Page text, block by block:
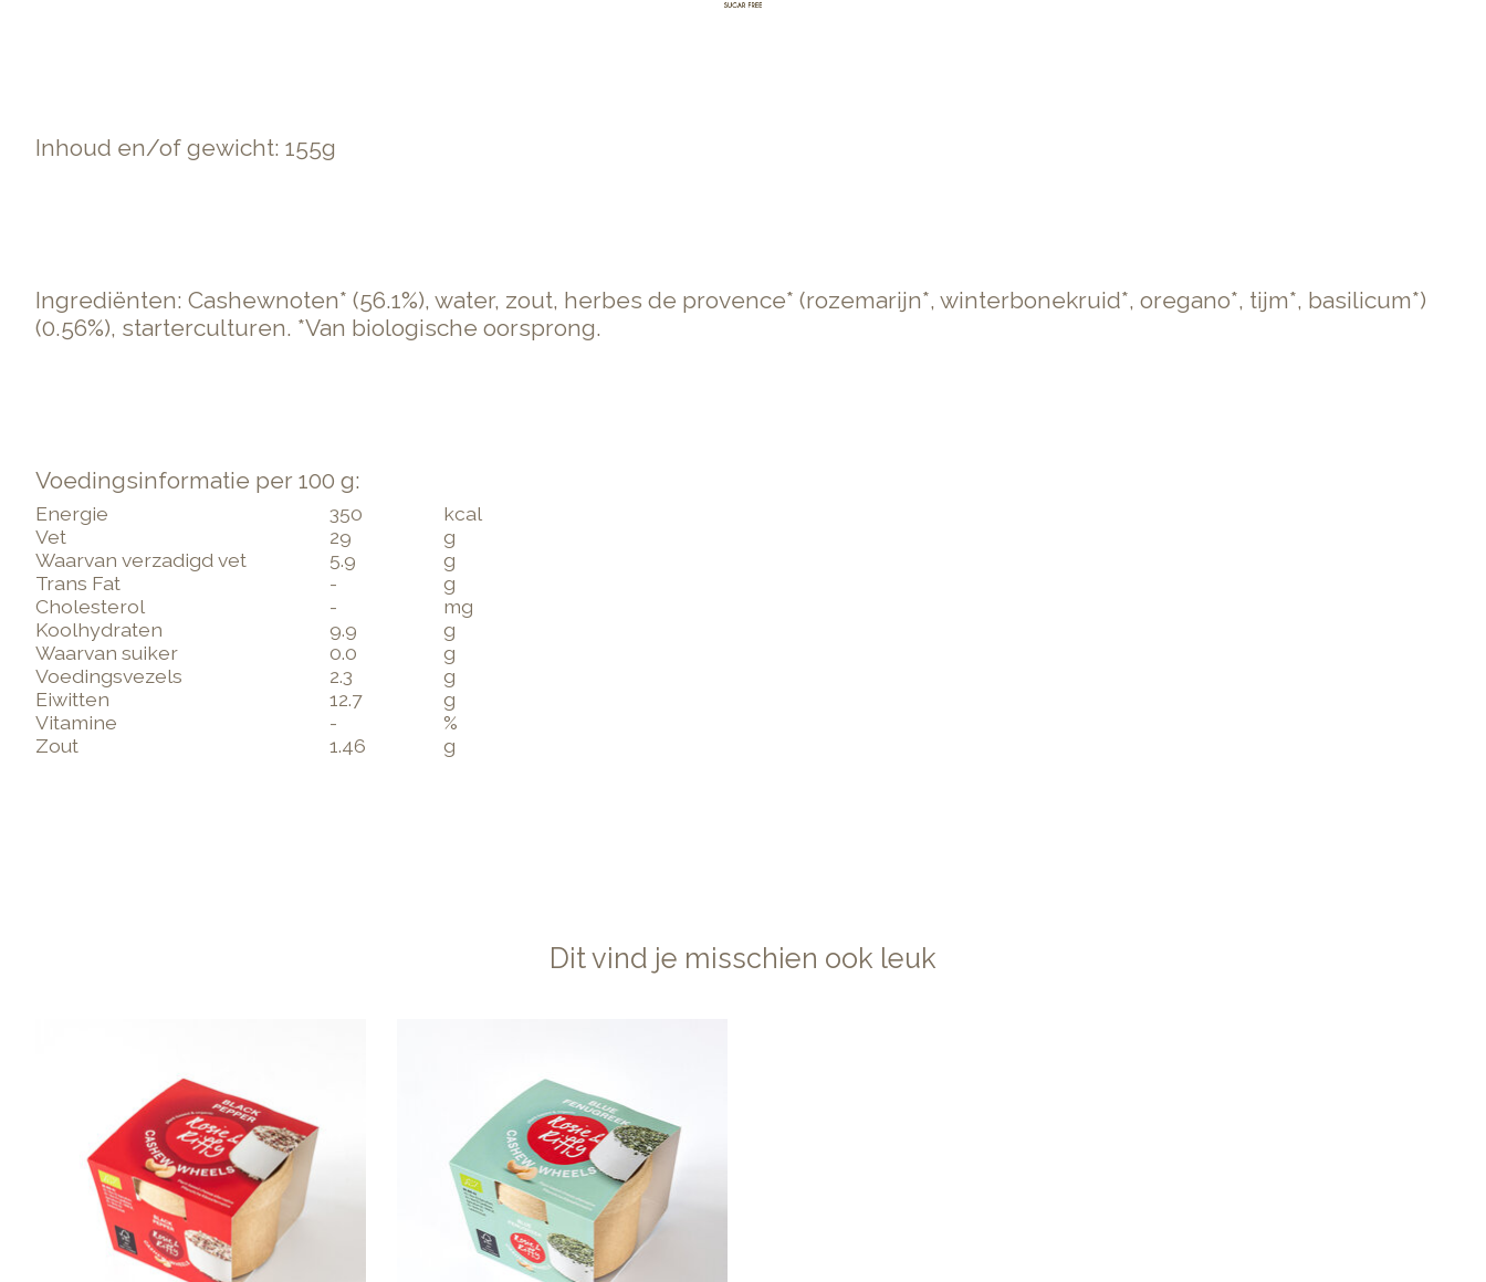
Inhoud en/of gewicht: 155g
Ingrediënten: Cashewnoten* (56.1%), water, zout, herbes de provence* (rozemarijn*, winterbonekruid*, oregano*, tijm*, basilicum*)
(0.56%), starterculturen. *Van biologische oorsprong.
Voedingsinformatie per 100 g:
Energie 350
kcal
Vet
29
g
Waarvan verzadigd vet
5.9
g
Trans Fat
-
g
Cholesterol
-
mg
Koolhydraten
9.9
g
Waarvan suiker
0.0
g
Voedingsvezels
2.3
g
Eiwitten
12.7
g
Vitamine
-
%
Zout
1.46 g
Dit vind je misschien ook leuk